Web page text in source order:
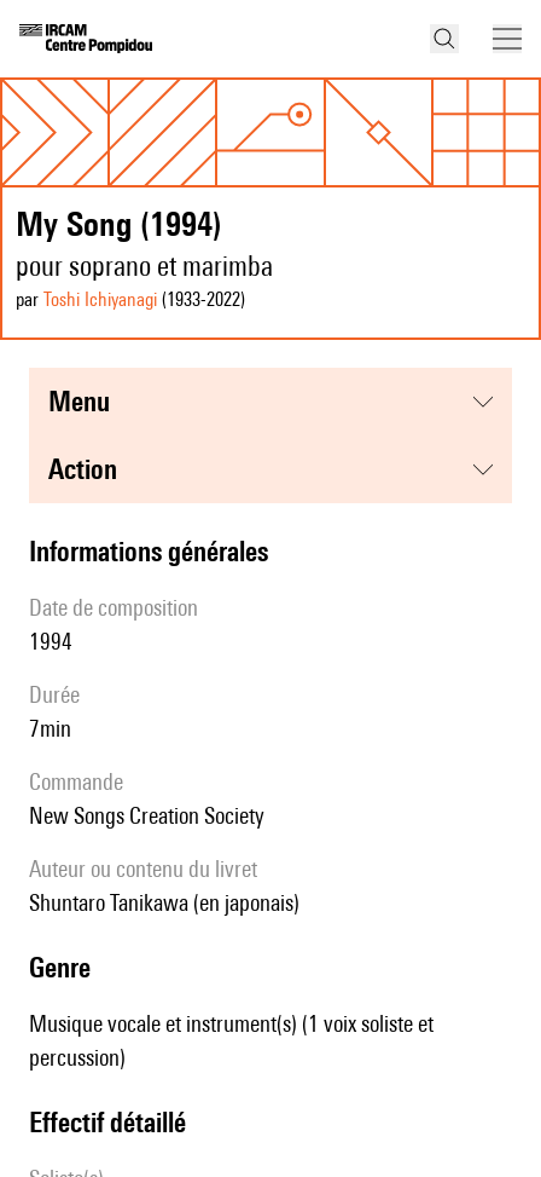
My Song (1994)
pour soprano et marimba
par Toshi Ichiyanagi (1933-2022)
menu
action
informations générales
date de composition
1994
durée
7min
Commande
New Songs Creation Society
Auteur ou contenu du livret
Shuntaro Tanikawa (en japonais)
genre
Musique vocale et instrument(s) (1 voix soliste et
percussion)
effectif détaillé